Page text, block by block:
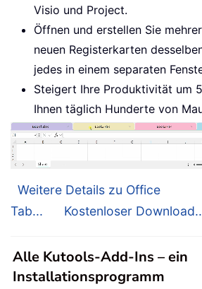
Visio und Project.
Öffnen und erstellen Sie
neuen Registerkarten
jedes in einem separaten
Steigert Ihre Produktivität um
Ihnen täglich Hunderte von
Weitere Details zu Office
Tab...
Kostenloser
Alle Kutools-Add-Ins – ein
Installationsprogramm